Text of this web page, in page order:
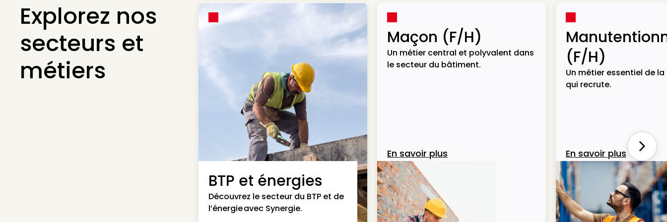
Explorez nos
secteurs et
métiers
BTP et énergies
Découvrez le secteur du BTP et de
l’énergie avec Synergie.
Maçon (F/H)
Un métier central et polyvalent dans
le secteur du bâtiment.
En savoir plus
(F/H)
Un métier essentiel de
qui recrute.
En savoir plus Next